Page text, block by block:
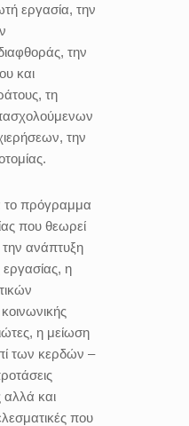
εργασία, την
την
και
τη
την
το πρόγραμμα
που θεωρεί
την ανάπτυξη
εργασίας, η
η μείωση
των κερδών –
αλλά και
που